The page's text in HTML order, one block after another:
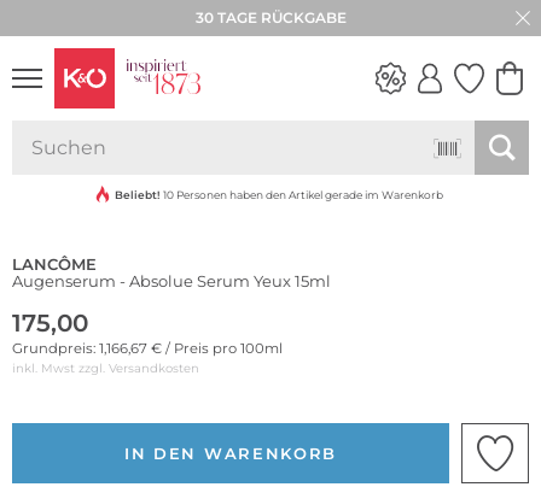
30 TAGE RÜCKGABE
VIBES
Beliebt! 10 Personen haben den Artikel gerade im Warenkorb
LANCÔME
Augenserum - Absolue Serum Yeux 15ml
175,00
Grundpreis: 1,166,67 € / Preis pro 100ml
inkl. Mwst zzgl. Versandkosten
IN DEN WARENKORB